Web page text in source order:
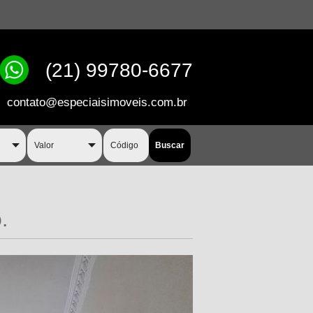
(21) 99780-6677
contato@especiaisimoveis.com.br